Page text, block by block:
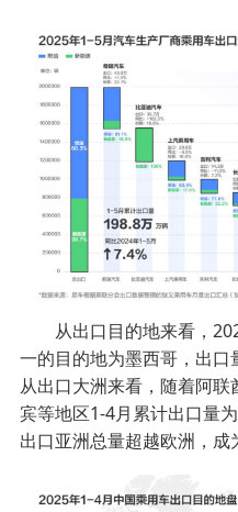
从出口目的地来看，
一的目的地为墨西哥，出口
从出口大洲来看，随着阿
宾等地区1-4月累计出口量
出口亚洲总量超越欧洲，成